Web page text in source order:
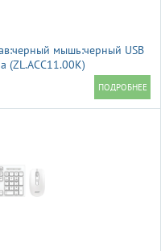
мышь:черный USB
(ZL.ACC11.00K)